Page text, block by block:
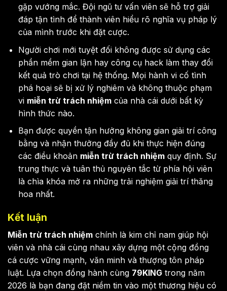
gặp vướng mắc. Đội ngũ tư vấn viên sẽ hỗ trợ giải
đáp tận tình để thành viên hiểu rõ nghĩa vụ pháp lý
của mình trước khi đặt cược.
Người chơi mới tuyệt đối không được sử dụng các
phần mềm gian lận hay công cụ hack làm thay đổi
kết quả trò chơi tại hệ thống. Mọi hành vi cố tình
phá hoại sẽ bị xử lý nghiêm và không thuộc phạm
vi miễn trừ trách nhiệmcủa nhà cái dưới bất kỳ
hình thức nào.
Bạn được quyền tận hưởng không gian giải trí công
bằng và nhận thưởng đầy đủ khi thực hiện đúng
các điều khoản miễn trừ trách nhiệmquy định. Sự
trung thực và tuân thủ nguyên tắc từ phía hội viên
là chìa khóa mở ra những trải nghiệm giải trí thăng
hoa nhất.
Kết luận
Miễn trừ trách nhiệm chính là kim chỉ nam giúp hội
viên và nhà cái cùng nhau xây dựng một cộng đồng
cá cược vững mạnh, văn minh và thượng tôn pháp
luật. Lựa chọn đồng hành cùng 79KING trong năm
2026 là bạn đang đặt niềm tin vào một thương hiệu có